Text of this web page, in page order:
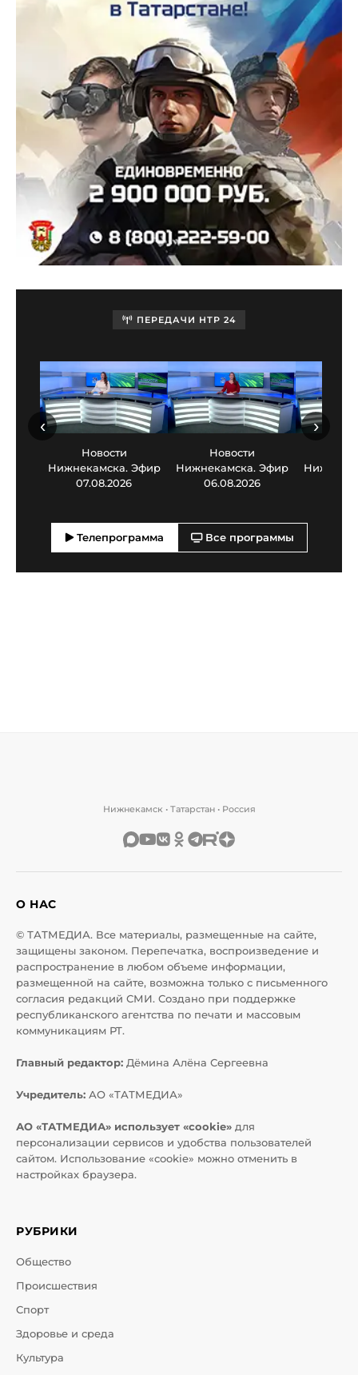
ПЕРЕДАЧИ НТР 24
Новости
Нижнекамска. Эфир
07.08.2026
Новости
Нижнекамска. Эфир
06.08.2026
‹ ›
Телепрограмма Все программы
Нижнекамск • Татарстан • Россия
О НАС
© ТАТМЕДИА. Все материалы, размещенные на сайте,
защищены законом. Перепечатка, воспроизведение и
распространение в любом объеме информации,
размещенной на сайте, возможна только с письменного
согласия редакций СМИ. Создано при поддержке
республиканского агентства по печати и массовым
коммуникациям РТ.
Главный редактор: Дёмина Алёна Сергеевна
Учредитель: АО «ТАТМЕДИА»
АО «ТАТМЕДИА» использует «cookie» для
персонализации сервисов и удобства пользователей
сайтом. Использование «cookie» можно отменить в
настройках браузера.
РУБРИКИ
Общество
Происшествия
Спорт
Здоровье и среда
Культура